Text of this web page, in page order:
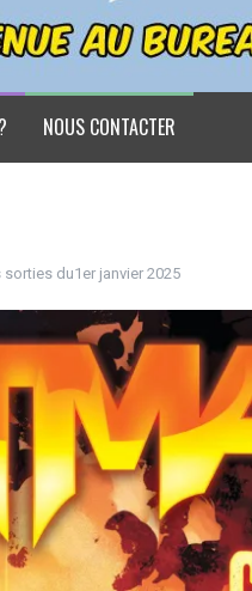
NOUS CONTACTER
sorties du1er janvier 2025